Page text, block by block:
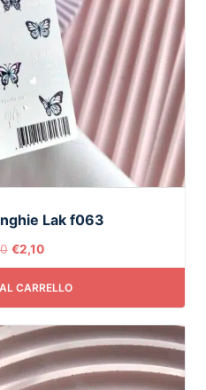
Lak f063
€2,10
CARRELLO